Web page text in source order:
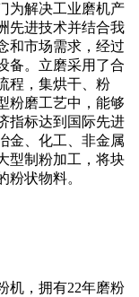
为解决工业磨机产
先进技术并结合我
和市场需求，经过
备。立磨采用了合
程，集烘干、粉
粉磨工艺中，能够
指标达到国际先进
金、化工、非金属
型制粉加工，将块
粉状物料。
机，拥有22年磨粉